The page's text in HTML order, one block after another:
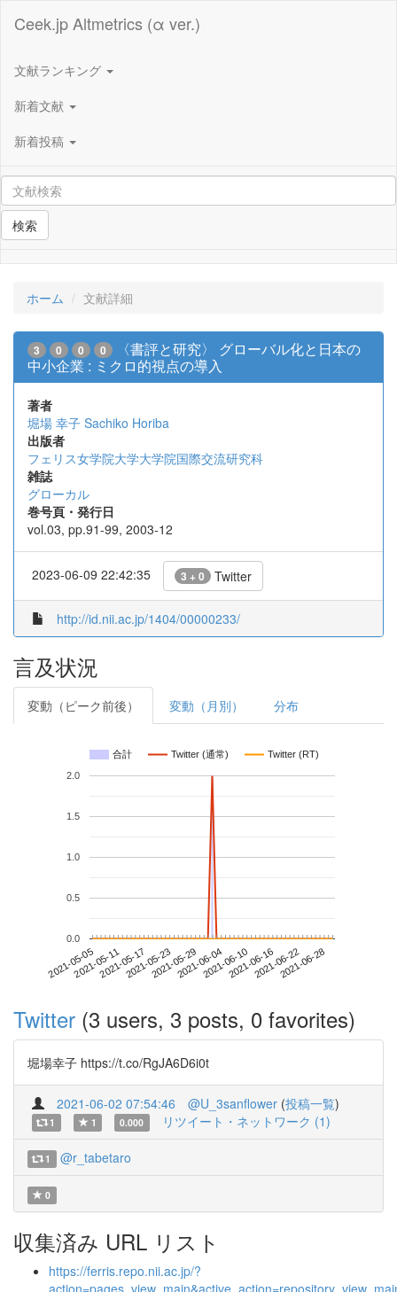
Ceek.jp Altmetrics (α ver.)
文献ランキング
新着文献
新着投稿
検索
ホーム 文献詳細
3 0 0 0
〈書評と研究〉 グローバル化と日本の
中小企業 : ミクロ的視点の導入
著者
堀場 幸子 Sachiko Horiba
出版者
フェリス女学院大学大学院国際交流研究科
雑誌
グローカル
巻号頁・発行日
vol.03, pp.91-99, 2003-12
2023-06-09 22:42:35 3 + 0 Twitter
http://id.nii.ac.jp/1404/00000233/
言及状況
変動（ピーク前後） 変動（月別） 分布
合計 Twitter (通常) Twitter (RT)
2021-05-052021-05-112021-05-172021-05-232021-05-292021-06-042021-06-102021-06-162021-06-222021-06-28
0.0
0.5
1.0
1.5
2.0
Twitter (3 users, 3 posts, 0 favorites)
堀場幸子 https://t.co/RgJA6D6i0t
2021-06-02 07:54:46 @U_3sanflower (投稿一覧)
1 1 0.000 リツイート・ネットワーク (1)
1 @r_tabetaro
0
収集済み URL リスト
https://ferris.repo.nii.ac.jp/?